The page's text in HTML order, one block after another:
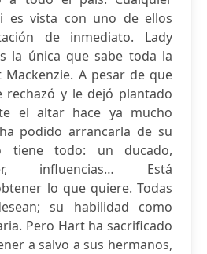
es vista con uno de ellos
de inmediato. Lady
la única que sabe toda la
A pesar de que
rechazó y le dejó plantado
el altar hace ya mucho
podido arrancarla de su
tiene todo: un ducado,
influencias… Está
lo que quiere. Todas
su habilidad como
Pero Hart ha sacrificado
a salvo a sus hermanos,